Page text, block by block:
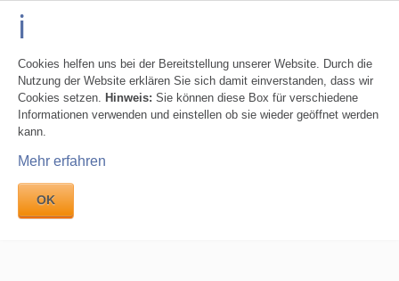
Cookies helfen uns bei der Bereitstellung unserer Website. Durch die
Nutzung der Website erklären Sie sich damit einverstanden, dass wir
Cookies setzen. Hinweis: Sie können diese Box für verschiedene
Informationen verwenden und einstellen ob sie wieder geöffnet werden
kann.
Mehr erfahren
OK